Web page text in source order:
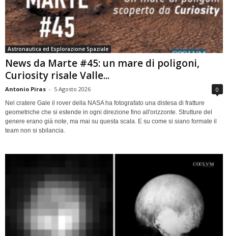
Astronautica ed Esplorazione Spaziale
News da Marte #45: un mare di poligoni,
Curiosity risale Valle...
Antonio Piras - 5 Agosto 2026 0
Nel cratere Gale il rover della NASA ha fotografato una distesa di fratture
geometriche che si estende in ogni direzione fino all'orizzonte. Strutture del
genere erano già note, ma mai su questa scala. E su come si siano formate il
team non si sbilancia.